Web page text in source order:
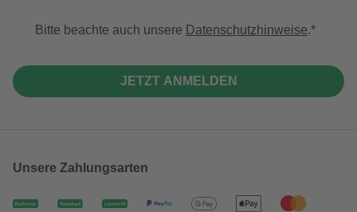
Bitte beachte auch unsere Datenschutzhinweise.
JETZT ANMELDEN
Unsere Zahlungsarten